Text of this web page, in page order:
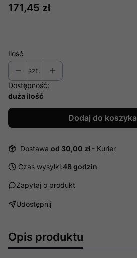
Cena
171,45 zł
Ilość
szt.
Dostępność:
duża ilość
Dodaj do koszyka
Dostawa od 30,00 zł - Kurier
Czas wysyłki:48 godzin
Zapytaj o produkt
Udostępnij
Opis produktu